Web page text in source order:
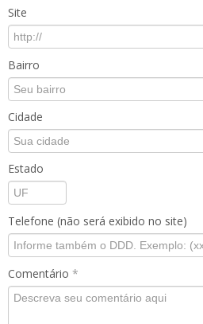
Site
Bairro
Cidade
Estado
Telefone (não será exibido no site)
Comentário *